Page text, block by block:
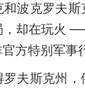
和波克罗夫
，却在玩火
方特别军事
夫斯克州